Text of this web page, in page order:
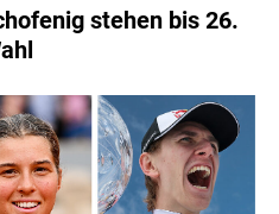
stehen bis 26.